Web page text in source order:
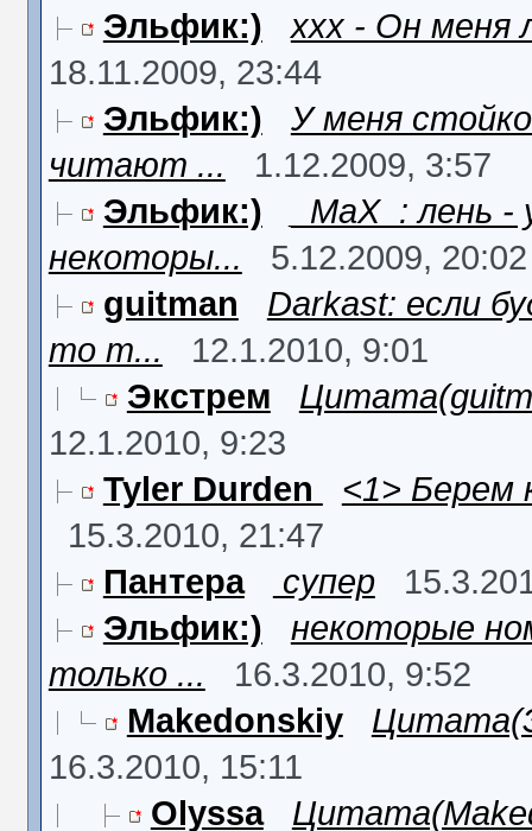
Эльфик:)
xxx - Он меня
18.11.2009, 23:44
Эльфик:)
У меня
читают ...
1.12.2009, 3:57
Эльфик:)
_MaX_: лень
некоторы...
5.12.2009, 20:02
guitman
Darkast: если
то т...
12.1.2010, 9:01
Экстрем
12.1.2010, 9:23
Tyler Durden
<1> Берем
15.3.2010, 21:47
Пантера
супер
Эльфик:)
некоторые
только ...
16.3.2010, 9:52
Makedonskiy
16.3.2010, 15:11
Olyssa